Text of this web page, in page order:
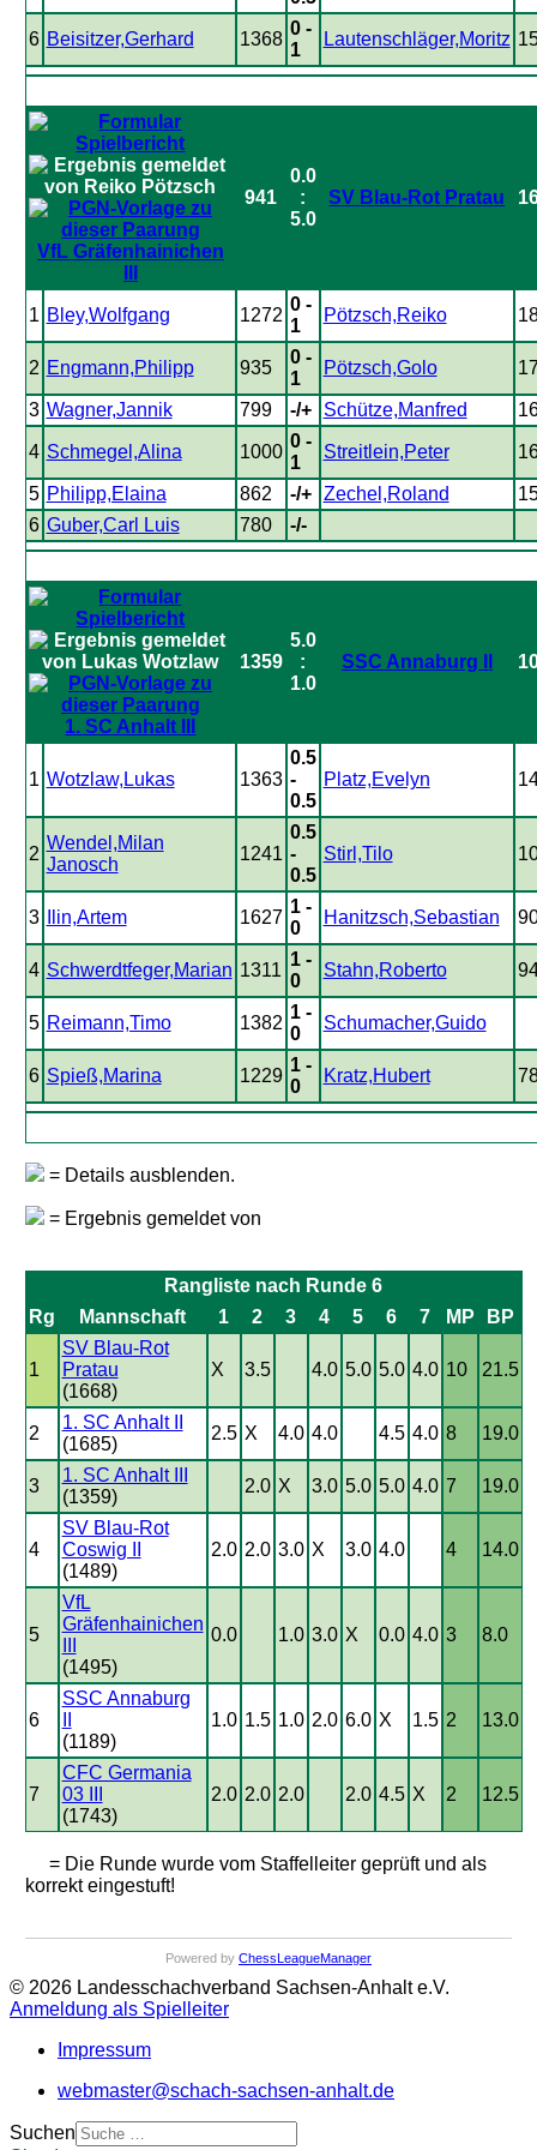
6 Beisitzer,Gerhard 1368
0 -
1
Lautenschläger,Moritz
VfL Gräfenhainichen
941
0.0
:
5.0
SV Blau-Rot Pratau
1 Bley,Wolfgang 1272
0 -
1
Pötzsch,Reiko
2 Engmann,Philipp 935
0 -
1
Pötzsch,Golo
3 Wagner,Jannik 799 -/+ Schütze,Manfred
4 Schmegel,Alina 1000
0 -
1
Streitlein,Peter
5 Philipp,Elaina 862 -/+ Zechel,Roland
6 Guber,Carl Luis 780 -/-
1. SC Anhalt III
1359
5.0
:
1.0
SSC Annaburg II
1 Wotzlaw,Lukas 1363
0.5
-
0.5
Platz,Evelyn
2
Wendel,Milan
Janosch
1241
0.5
-
0.5
Stirl,Tilo
3 Ilin,Artem 1627
1 -
0
Hanitzsch,Sebastian
4 Schwerdtfeger,Marian 1311
1 -
0
Stahn,Roberto
5 Reimann,Timo 1382
1 -
0
Schumacher,Guido
6 Spieß,Marina 1229
1 -
0
Kratz,Hubert
= Details ausblenden.
= Ergebnis gemeldet von
Rangliste nach Runde 6
Rg
Mannschaft 1 2 3 4 5 6 7 MP BP
1
SV Blau-Rot
Pratau
(1668)
X 3.5 4.0 5.0 5.0 4.0 10 21.5
2
1. SC Anhalt II
(1685)
2.5 X 4.0 4.0 4.5 4.0 8 19.0
3
1. SC Anhalt III
(1359)
2.0 X 3.0 5.0 5.0 4.0 7 19.0
4
SV Blau-Rot
Coswig II
(1489)
2.0 2.0 3.0 X 3.0 4.0 4 14.0
5
VfL
Gräfenhainichen
(1495)
0.0 1.0 3.0 X 0.0 4.0 3 8.0
6
SSC Annaburg
(1189)
1.0 1.5 1.0 2.0 6.0 X 1.5 2 13.0
7
CFC Germania
03 III
(1743)
2.0 2.0 2.0 2.0 4.5 X 2 12.5
= Die Runde wurde vom Staffelleiter geprüft und als
korrekt eingestuft!
Powered by ChessLeagueManager
© 2026 Landesschachverband Sachsen-Anhalt e.V.
Anmeldung als Spielleiter
Impressum
webmaster@schach-sachsen-anhalt.de
Suchen